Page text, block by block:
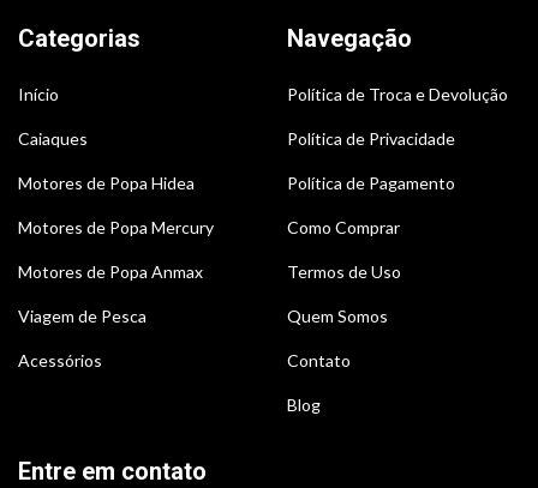
Categorias
Início
Caiaques
Motores de Popa Hidea
Motores de Popa Mercury
Motores de Popa Anmax
Viagem de Pesca
Acessórios
Navegação
Política de Troca e Devolução
Política de Privacidade
Política de Pagamento
Como Comprar
Termos de Uso
Quem Somos
Contato
Blog
Entre em contato